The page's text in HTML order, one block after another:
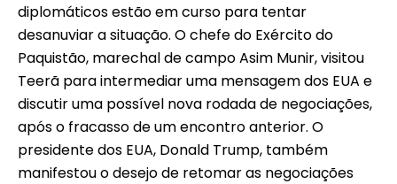
diplomáticos estão em curso para tentar
desanuviar a situação. O chefe do Exército do
Paquistão, marechal de campo Asim Munir, visitou
Teerã para intermediar uma mensagem dos EUA e
discutir uma possível nova rodada de negociações,
após o fracasso de um encontro anterior. O
presidente dos EUA, Donald Trump, também
manifestou o desejo de retomar as negociações